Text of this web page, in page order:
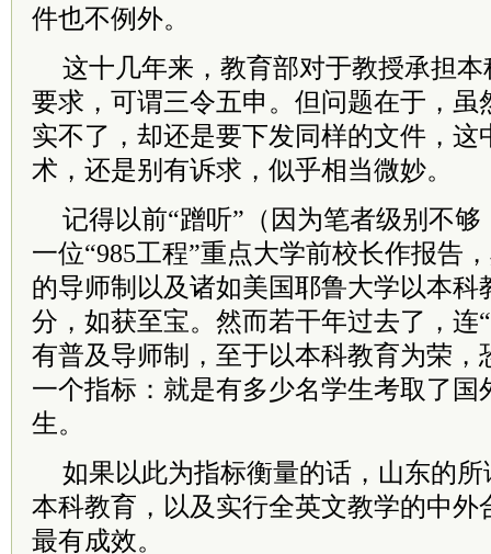
件也不例外。
这十几年来，教育部对于教授承担
要求，可谓三令五申。但问题在于，虽
实不了，却还是要下发同样的文件，这
术，还是别有诉求，似乎相当微妙。
记得以前“蹭听”（因为笔者级别不
一位“985工程”重点大学前校长作报告
的导师制以及诸如美国耶鲁大学以本科
分，如获至宝。然而若干年过去了，连
有普及导师制，至于以本科教育为荣，
一个指标：就是有多少名学生考取了国
生。
如果以此为指标衡量的话，山东的所
本科教育，以及实行全英文教学的中外
最有成效。